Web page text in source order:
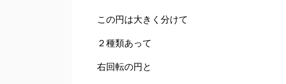
この円は大きく分けて
２種類あって
右回転の円と